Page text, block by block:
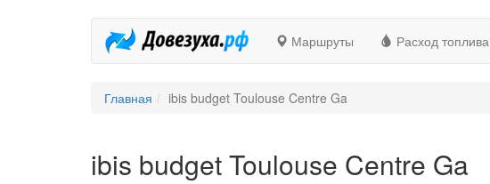
Маршруты Расход топлива
Главная ibis budget Toulouse Centre Ga
ibis budget Toulouse Centre Ga